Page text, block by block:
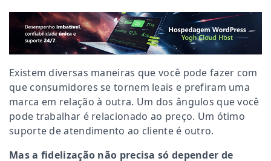
Existem diversas maneiras que você pode fazer com
que consumidores se tornem leais e prefiram uma
marca em relação à outra. Um dos ângulos que você
pode trabalhar é relacionado ao preço. Um ótimo
suporte de atendimento ao cliente é outro.
Mas a fidelização não precisa só depender de